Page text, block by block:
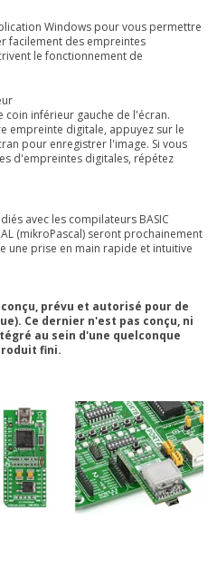
Windows pour vous permettre
facilement des empreintes
le fonctionnement de
inférieur gauche de l'écran.
empreinte digitale, appuyez sur le
pour enregistrer l'image. Si vous
d'empreintes digitales, répétez
avec les compilateurs BASIC
(mikroPascal) seront prochainement
une prise en main rapide et intuitive
prévu et autorisé pour de
Ce dernier n'est pas conçu, ni
au sein d'une quelconque
fini.